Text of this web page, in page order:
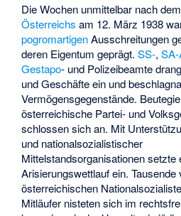
Die Wochen unmittelbar nach
Österreichs am 12. März 1938
pogromartigenAusschreitungen
deren Eigentum geprägt.SS-,
Gestapo- und Polizeibeamte
und Geschäfte ein und
Vermögensgegenstände.
österreichische Partei- und
schlossen sich an. Mit
und nationalsozialistischer
Mittelstandsorganisationen setzte
Arisierungswettlauf ein. Tausende
österreichischen
Mitläufer nisteten sich im